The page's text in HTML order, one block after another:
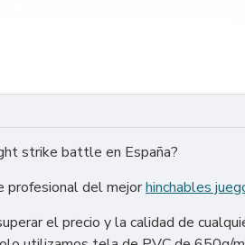
strike battle en España?
profesional del mejorhinchables
el precio y la calidad de